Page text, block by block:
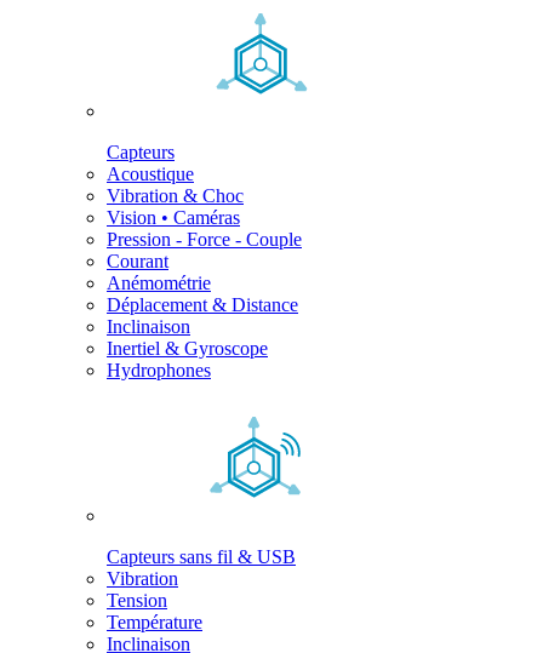
Capteurs
Acoustique
Vibration & Choc
Vision • Caméras
Pression - Force - Couple
Courant
Anémométrie
Déplacement & Distance
Inclinaison
Inertiel & Gyroscope
Hydrophones
Capteurs sans fil & USB
Vibration
Tension
Température
Inclinaison